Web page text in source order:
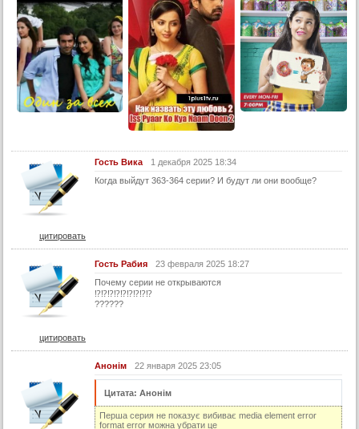
24 серия
25 серия
26 серия
27 серия
28 серия
30 серия
32 серия
33 серия
34 серия
35 серия
36 серия
37 серия
39 серия
41 серия
42 серия
Гость Вика
1 декабря 2025 18:34
Когда выйдут 363-364 серии? И будут ли они вообще?
цитировать
Гость Рабия
23 февраля 2025 18:27
Почему серии не открываются
⁉️⁉️⁉️⁉️⁉️⁉️⁉️⁉️⁉️
??????
цитировать
Анонім 22 января 2025 23:05
Цитата: Анонім
Перша серия не показує вибиває media element error
format error можна убрати це